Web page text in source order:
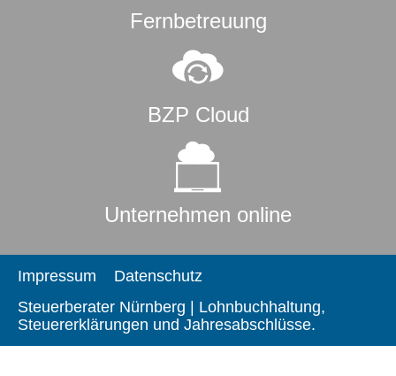
Fernbetreuung
BZP Cloud
Unternehmen online
Impressum
Datenschutz
Steuerberater Nürnberg | Lohnbuchhaltung,
Steuererklärungen und Jahresabschlüsse.